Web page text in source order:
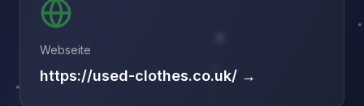
Webseite
https://used-clothes.co.uk/ →